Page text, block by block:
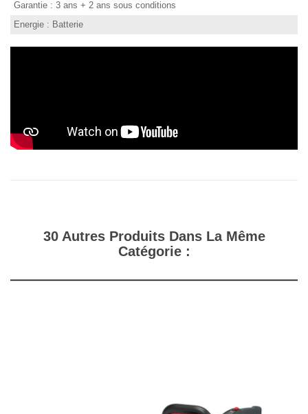
Garantie : 3 ans + 2 ans sous conditions
Energie : Batterie
30 Autres Produits Dans La Même
Catégorie :